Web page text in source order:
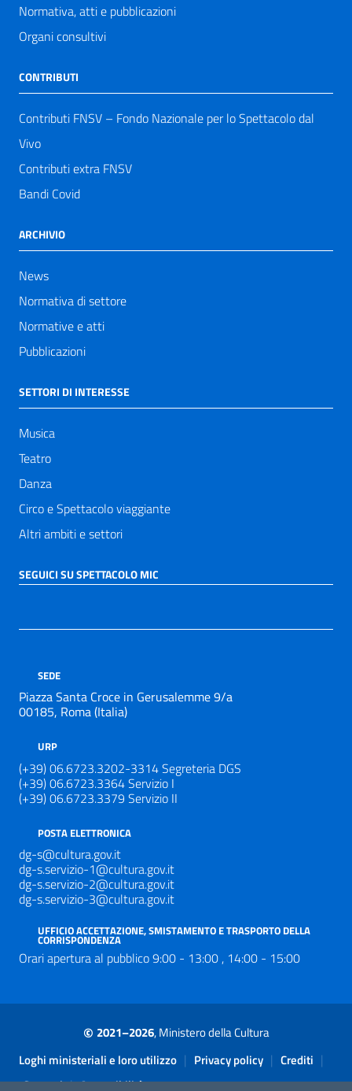
Normativa, atti e pubblicazioni
Organi consultivi
CONTRIBUTI
Contributi FNSV – Fondo Nazionale per lo Spettacolo dal
Vivo
Contributi extra FNSV
Bandi Covid
ARCHIVIO
News
Normativa di settore
Normative e atti
Pubblicazioni
SETTORI DI INTERESSE
Musica
Teatro
Danza
Circo e Spettacolo viaggiante
Altri ambiti e settori
SEGUICI SU SPETTACOLO MIC
SEDE
Piazza Santa Croce in Gerusalemme 9/a
00185, Roma (Italia)
URP
(+39) 06.6723.3202-3314 Segreteria DGS
(+39) 06.6723.3364 Servizio I
(+39) 06.6723.3379 Servizio II
POSTA ELETTRONICA
dg-s@cultura.gov.it
dg-s.servizio-1@cultura.gov.it
dg-s.servizio-2@cultura.gov.it
dg-s.servizio-3@cultura.gov.it
UFFICIO ACCETTAZIONE, SMISTAMENTO E TRASPORTO DELLA
CORRISPONDENZA
Orari apertura al pubblico 9:00 - 13:00 , 14:00 - 15:00
© 2021–2026, Ministero della Cultura
Sezione Link Utili
Loghi ministeriali e loro utilizzo | Privacy policy | Crediti |
Contatti | Accessibilità